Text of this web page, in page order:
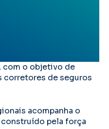
com o objetivo de
corretores de seguros
acompanha o
pela força